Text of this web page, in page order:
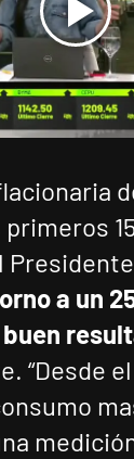
a un
“Desde